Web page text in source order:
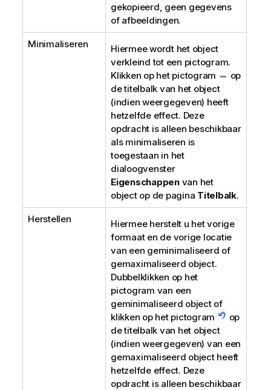
gekopieerd, geen gegevens
of afbeeldingen.
Minimaliseren
Hiermee wordt het object
verkleind tot een pictogram.
Klikken op het pictogram
op
de titelbalk van het object
(indien weergegeven) heeft
hetzelfde effect. Deze
opdracht is alleen beschikbaar
als minimaliseren is
toegestaan in het
dialoogvenster
Eigenschappenvan het
object op de pagina Titelbalk.
Herstellen
Hiermee herstelt u het vorige
formaat en de vorige locatie
van een geminimaliseerd of
gemaximaliseerd object.
Dubbelklikken op het
pictogram van een
geminimaliseerd object of
klikken op het pictogram
op
de titelbalk van het object
(indien weergegeven) van een
gemaximaliseerd object heeft
hetzelfde effect. Deze
opdracht is alleen beschikbaar